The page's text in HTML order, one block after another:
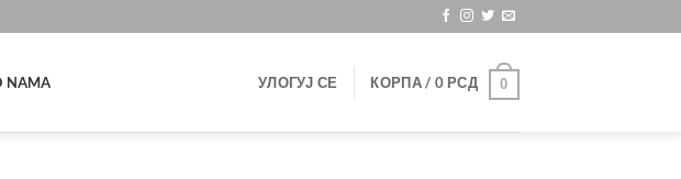
NAMA УЛОГУЈ СЕ КОРПА / 0 РСД 0